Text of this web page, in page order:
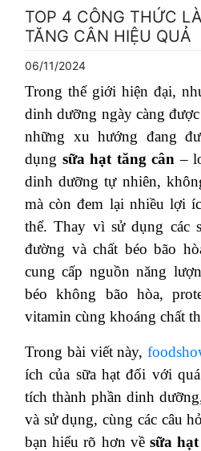
TOP 4 CÔNG THỨC
TĂNG CÂN HIỆU QUẢ
06/11/2024
Trong thế giới hiện đại,
dinh dưỡng ngày càng
những xu hướng đang
dụng sữa hạt tăng cân –
dinh dưỡng tự nhiên,
mà còn đem lại nhiều lợi
thể. Thay vì sử dụng các
đường và chất béo bão
cung cấp nguồn năng
béo không bão hòa,
vitamin cùng khoáng chất
Trong bài viết này,
ích của sữa hạt đối với
tích thành phần dinh
và sử dụng, cùng các câu
bạn hiểu rõ hơn về sữa